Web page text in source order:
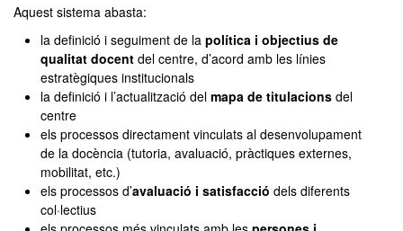
Aquest sistema abasta:
la definició i seguiment de la política i objectius de
qualitat docent del centre, d’acord amb les línies
estratègiques institucionals
la definició i l’actualització del mapa de titulacions del
centre
els processos directament vinculats al desenvolupament
de la docència (tutoria, avaluació, pràctiques externes,
mobilitat, etc.)
els processos d’avaluació i satisfacció dels diferents
col·lectius